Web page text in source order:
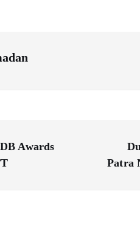
Awards
Patra